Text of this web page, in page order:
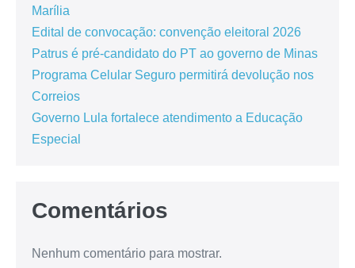
Marília
Edital de convocação: convenção eleitoral 2026
Patrus é pré-candidato do PT ao governo de Minas
Programa Celular Seguro permitirá devolução nos
Correios
Governo Lula fortalece atendimento a Educação
Especial
Comentários
Nenhum comentário para mostrar.